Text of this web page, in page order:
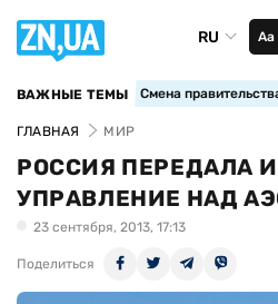
RU Аа
ВАЖНЫЕ ТЕМЫ Смена
ГЛАВНАЯ МИР
РОССИЯ ПЕРЕДАЛА
УПРАВЛЕНИЕ НАД
23 сентября, 2013, 17:13
Поделиться